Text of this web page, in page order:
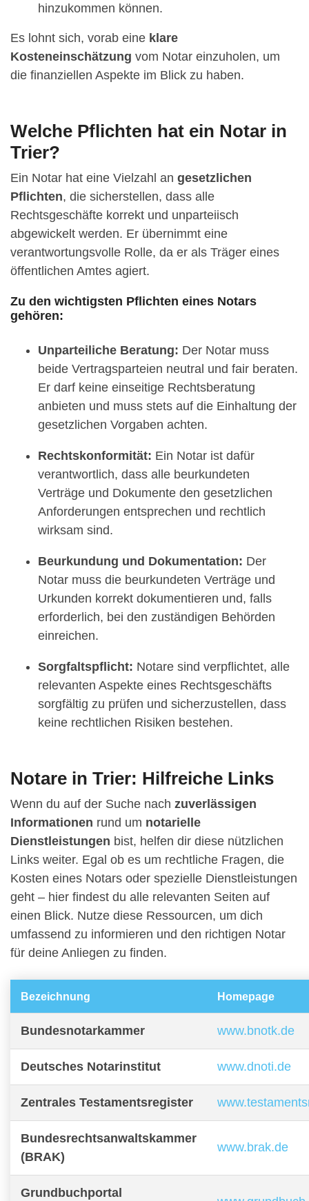
hinzukommen können.
Es lohnt sich, vorab eine klare
Kosteneinschätzung vom Notar einzuholen, um
die finanziellen Aspekte im Blick zu haben.
Welche Pflichten hat ein Notar in
Trier?
Ein Notar hat eine Vielzahl an gesetzlichen
Pflichten, die sicherstellen, dass alle
Rechtsgeschäfte korrekt und unparteiisch
abgewickelt werden. Er übernimmt eine
verantwortungsvolle Rolle, da er als Träger eines
öffentlichen Amtes agiert.
Zu den wichtigsten Pflichten eines Notars
gehören:
Unparteiliche Beratung: Der Notar muss
beide Vertragsparteien neutral und fair beraten.
Er darf keine einseitige Rechtsberatung
anbieten und muss stets auf die Einhaltung der
gesetzlichen Vorgaben achten.
Rechtskonformität: Ein Notar ist dafür
verantwortlich, dass alle beurkundeten
Verträge und Dokumente den gesetzlichen
Anforderungen entsprechen und rechtlich
wirksam sind.
Beurkundung und Dokumentation: Der
Notar muss die beurkundeten Verträge und
Urkunden korrekt dokumentieren und, falls
erforderlich, bei den zuständigen Behörden
einreichen.
Sorgfaltspflicht: Notare sind verpflichtet, alle
relevanten Aspekte eines Rechtsgeschäfts
sorgfältig zu prüfen und sicherzustellen, dass
keine rechtlichen Risiken bestehen.
Notare in Trier: Hilfreiche Links
Wenn du auf der Suche nach zuverlässigen
Informationen rund um notarielle
Dienstleistungen bist, helfen dir diese nützlichen
Links weiter. Egal ob es um rechtliche Fragen, die
Kosten eines Notars oder spezielle Dienstleistungen
geht – hier findest du alle relevanten Seiten auf
einen Blick. Nutze diese Ressourcen, um dich
umfassend zu informieren und den richtigen Notar
für deine Anliegen zu finden.
Bezeichnung Homepage
Bundesnotarkammer www.bnotk.de
Deutsches Notarinstitut www.dnoti.de
Zentrales Testamentsregister
Bundesrechtsanwaltskammer
(BRAK)
www.brak.de
Grundbuchportal